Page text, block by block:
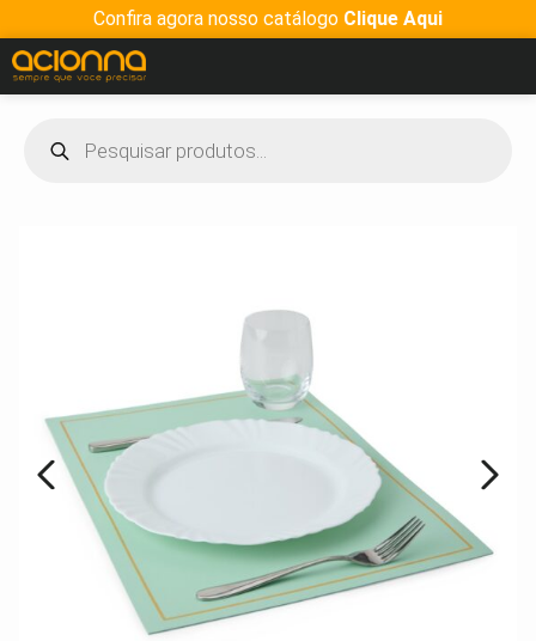
Confira agora nosso catálogo Clique Aqui